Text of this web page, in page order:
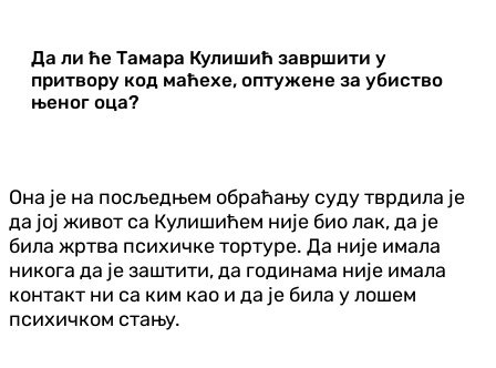
Да ли ће Тамара Кулишић завршити у
притвору код маћехе, оптужене за убиство
њеног оца?
Она је на посљедњем обраћању суду тврдила је
да јој живот са Кулишићем није био лак, да је
била жртва психичке тортуре. Да није имала
никога да је заштити, да годинама није имала
контакт ни са ким као и да је била у лошем
психичком стању.